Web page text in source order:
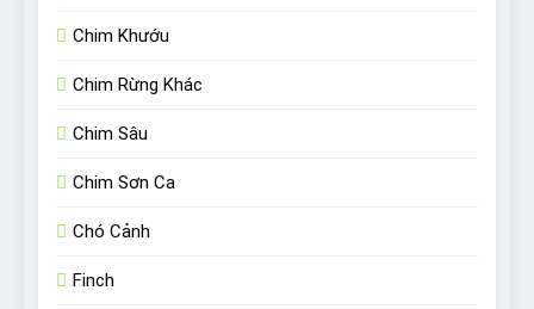
Chim Khướu
Chim Rừng Khác
Chim Sâu
Chim Sơn Ca
Chó Cảnh
Finch